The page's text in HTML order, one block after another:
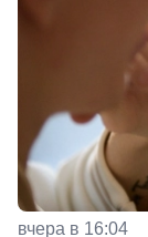
вчера в 16:04